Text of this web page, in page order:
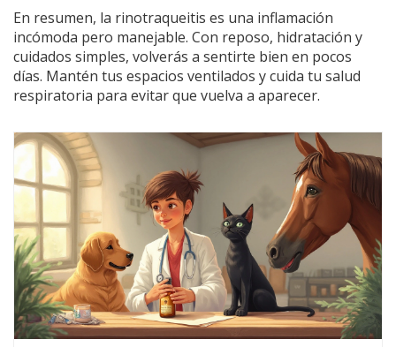
En resumen, la rinotraqueitis es una inflamación
incómoda pero manejable. Con reposo, hidratación y
cuidados simples, volverás a sentirte bien en pocos
días. Mantén tus espacios ventilados y cuida tu salud
respiratoria para evitar que vuelva a aparecer.